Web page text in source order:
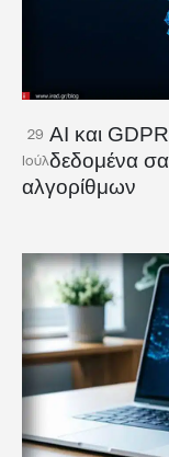
29
Ιούλ
AI και
δεδομένα
αλγορίθμων